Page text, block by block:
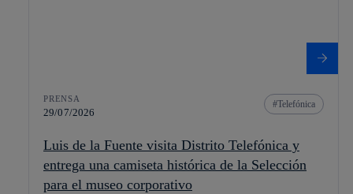
PRENSA
29/07/2026
Telefónica
Luis de la Fuente visita Distrito Telefónica y
entrega una camiseta histórica de la Selección
para el museo corporativo